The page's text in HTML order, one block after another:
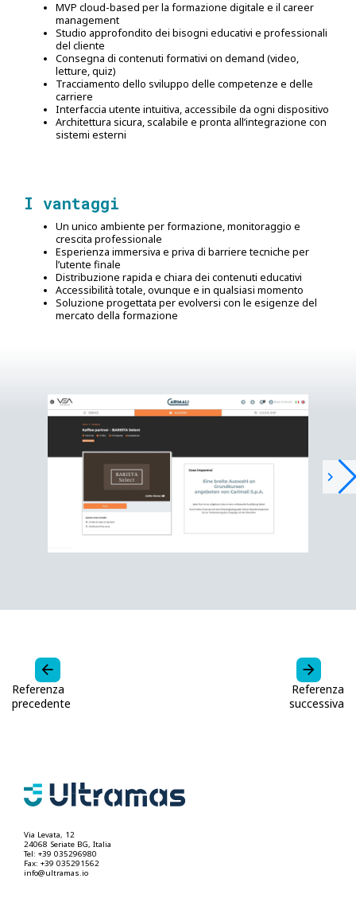
MVP cloud-based per la formazione digitale e il career
management
Studio approfondito dei bisogni educativi e professionali
del cliente
Consegna di contenuti formativi on demand (video,
letture, quiz)
Tracciamento dello sviluppo delle competenze e delle
carriere
Interfaccia utente intuitiva, accessibile da ogni dispositivo
Architettura sicura, scalabile e pronta all’integrazione con
sistemi esterni
I vantaggi
Un unico ambiente per formazione, monitoraggio e
crescita professionale
Esperienza immersiva e priva di barriere tecniche per
l’utente finale
Distribuzione rapida e chiara dei contenuti educativi
Accessibilità totale, ovunque e in qualsiasi momento
Soluzione progettata per evolversi con le esigenze del
mercato della formazione
Referenza
precedente
Referenza
successiva
Via Levata, 12
24068 Seriate BG, Italia
Tel: +39 035296980
Fax: +39 035291562
info@ultramas.io